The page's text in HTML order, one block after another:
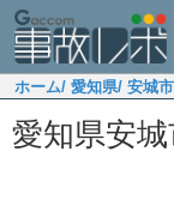
ホーム/ 愛知県/ 安城市
愛知県安